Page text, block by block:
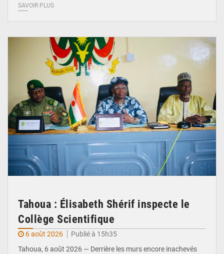
SAVOIR PLUS
Tahoua : Élisabeth Shérif inspecte le
Collège Scientifique
6 août 2026
Publié à 15h35
Tahoua, 6 août 2026 — Derrière les murs encore inachevés